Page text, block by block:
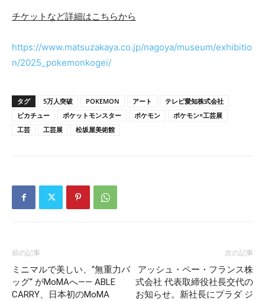
チケットなど詳細はこちらから
https://www.matsuzakaya.co.jp/nagoya/museum/exhibitio
n/2025_pokemonkogei/
タグ 5万人突破 POKEMON アート
テレビ愛知株式会社
ピカチュー
ポケットモンスター ポケモン
ポケモン×工芸展
工芸
工芸展 松坂屋美術館
前の記事
ミニマルで美しい、“無重力バ
ッグ“ がMoMAへ—— ABLE
CARRY、日本初のMoMA
次の記事
アッシュ・ペー・フランス株
式会社 代表取締役社長交代の
お知らせ。新社長にプラダ ジ